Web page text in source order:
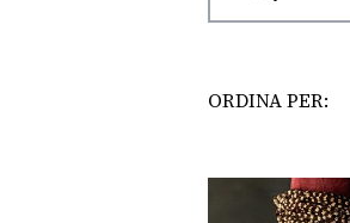
RADIO
WEB
RADIO
PLAYLIST
ORDINA PER: